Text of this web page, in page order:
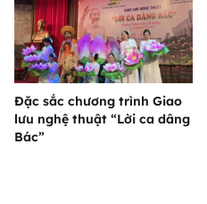
Đặc sắc chương trình Giao
lưu nghệ thuật “Lời ca dâng
Bác”